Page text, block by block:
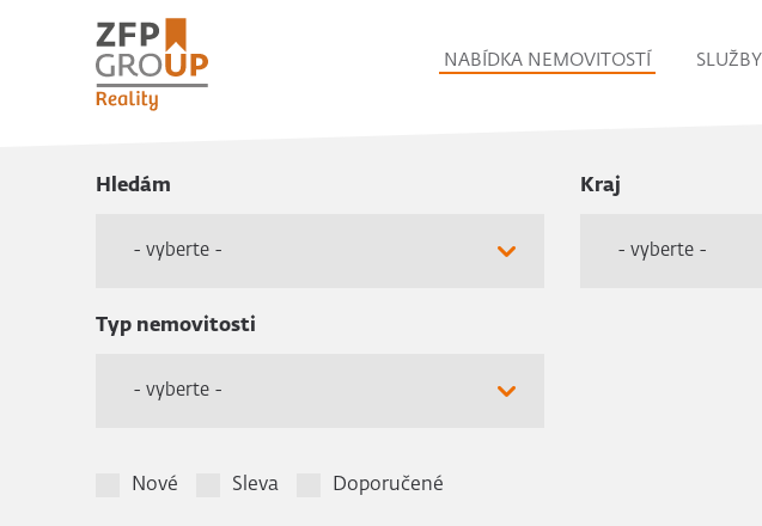
NABÍDKA NEMOVITOSTÍ SLUŽBY
Hledám
- vyberte -
Kraj
- vyberte -
Typ nemovitosti
- vyberte -
Nové Sleva Doporučené